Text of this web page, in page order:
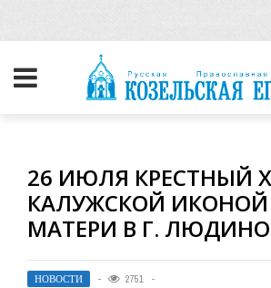
26 ИЮЛЯ КРЕСТНЫЙ
КАЛУЖСКОЙ
МАТЕРИ В Г.
НОВОСТИ 2751